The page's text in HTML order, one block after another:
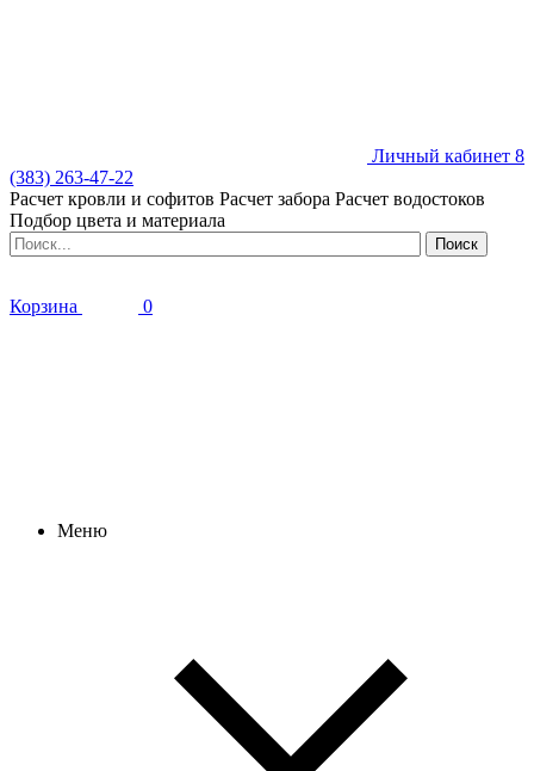
Личный кабинет 8
(383) 263-47-22
Расчет кровли и софитов Расчет забора Расчет водостоков
Подбор цвета и материала
Корзина 0
Меню